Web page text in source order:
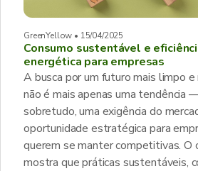
GreenYellow • 15/04/2025
Consumo sustentável e
energética para empresas
A busca por um futuro mais limpo
não é mais apenas uma tendência
sobretudo, uma exigência do
oportunidade estratégica para
querem se manter competitivas. O
mostra que práticas sustentáveis,